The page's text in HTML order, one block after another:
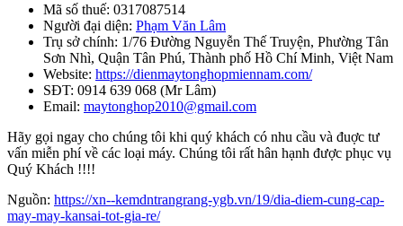
Mã số thuế: 0317087514
Người đại diện: Phạm Văn Lâm
Trụ sở chính: 1/76 Đường Nguyễn Thế Truyện, Phường Tân
Sơn Nhì, Quận Tân Phú, Thành phố Hồ Chí Minh, Việt Nam
Website: https://dienmaytonghopmiennam.com/
SĐT: 0914 639 068 (Mr Lâm)
Email: maytonghop2010@gmail.com
Hãy gọi ngay cho chúng tôi khi quý khách có nhu cầu và đuợc tư
vấn miễn phí về các loại máy. Chúng tôi rất hân hạnh được phục vụ
Quý Khách !!!!
Nguồn: https://xn--kemdntrangrang-ygb.vn/19/dia-diem-cung-cap-
may-may-kansai-tot-gia-re/